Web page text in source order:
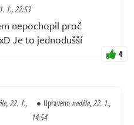
1., 22:53
nepochopil proč
Je to jednodušší
4
22. 1.,
Upravenoneděle, 22. 1.,
14:54